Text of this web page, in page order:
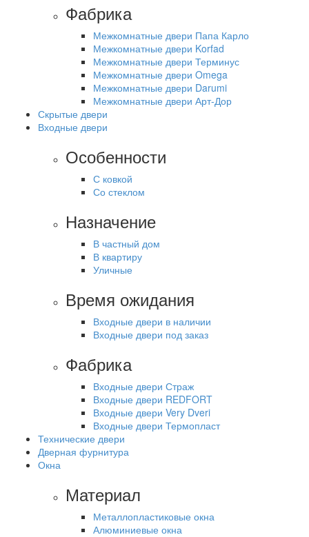
Фабрика
Межкомнатные двери Папа Карло
Межкомнатные двери Korfad
Межкомнатные двери Терминус
Межкомнатные двери Omega
Межкомнатные двери Darumi
Межкомнатные двери Арт-Дор
Скрытые двери
Входные двери
Особенности
С ковкой
Со стеклом
Назначение
В частный дом
В квартиру
Уличные
Время ожидания
Входные двери в наличии
Входные двери под заказ
Фабрика
Входные двери Страж
Входные двери REDFORT
Входные двери Very Dveri
Входные двери Термопласт
Технические двери
Дверная фурнитура
Окна
Материал
Металлопластиковые окна
Алюминиевые окна